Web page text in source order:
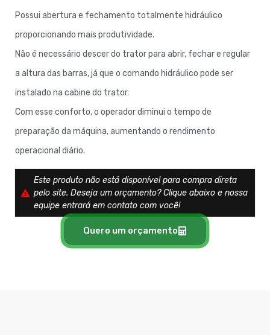
Possui abertura e fechamento totalmente hidráulico
proporcionando mais produtividade.
Não é necessário descer do trator para abrir, fechar e regular
a altura das barras, já que o comando hidráulico pode ser
instalado na cabine do trator.
Com esse conforto, o operador diminui o tempo de
preparação da máquina, aumentando o rendimento
operacional diário.
Este produto não está disponível para compra direta
pelo site. Deseja um orçamento? Clique abaixo e nossa
equipe entrará em contato com você!
Quero um orçamento